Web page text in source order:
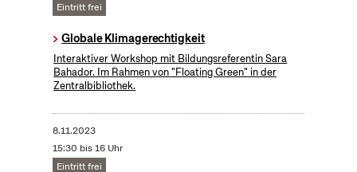
Eintritt frei
Globale Klimagerechtigkeit
Interaktiver Workshop mit Bildungsreferentin Sara
Bahador. Im Rahmen von "Floating Green" in der
Zentralbibliothek.
8.11.2023
15:30 bis 16 Uhr
Eintritt frei